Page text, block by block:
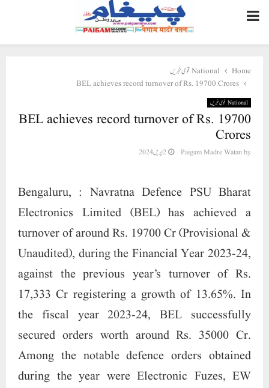
PRIMARY
MENU
Home
National قومی خبریں
BEL achieves record turnover of Rs. 19700 Crores
National قومی خبریں
BEL achieves record turnover of Rs. 19700
Crores
by
Paigam Madre Watan 2 اپریل 2024
Bengaluru, : Navratna Defence PSU Bharat
Electronics Limited (BEL) has achieved a
turnover of around Rs. 19700 Cr(Provisional &
Unaudited), during the Financial Year 2023-24,
against the previous year’s turnover of Rs.
17,333 Cr registering a growth of 13.65%. In
the fiscal year 2023-24, BEL successfully
secured orders worth around Rs. 35000 Cr.
Among the notable defence orders obtained
during the year were Electronic Fuzes, EW